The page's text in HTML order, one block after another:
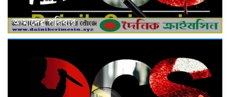
আমাদের পরিবার